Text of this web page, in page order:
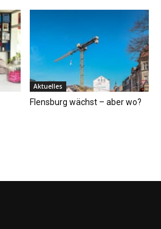
Aktuelles
Flensburg wächst – aber wo?